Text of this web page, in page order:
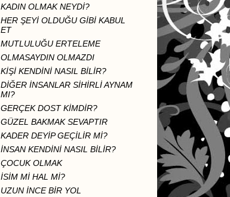
KADIN OLMAK NEYDİ?
HER ŞEYİ OLDUĞU GİBİ KABUL
ET
MUTLULUĞU ERTELEME
OLMASAYDIN OLMAZDI
KİŞİ KENDİNİ NASIL BİLİR?
DİĞER İNSANLAR SİHİRLİ AYNAM
MI?
GERÇEK DOST KİMDİR?
GÜZEL BAKMAK SEVAPTIR
KADER DEYİP GEÇİLİR Mİ?
İNSAN KENDİNİ NASIL BİLİR?
ÇOCUK OLMAK
İSİM Mİ HAL Mİ?
UZUN İNCE BİR YOL